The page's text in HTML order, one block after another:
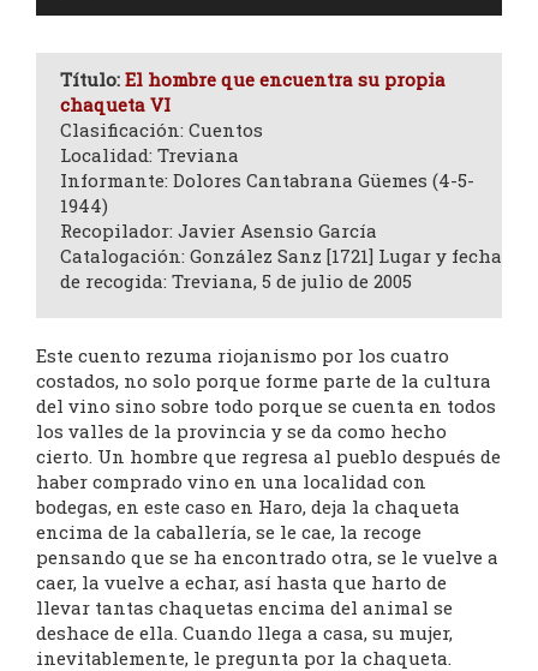
Título: El hombre que encuentra su propia
chaqueta VI
Clasificación: Cuentos
Localidad: Treviana
Informante: Dolores Cantabrana Güemes (4-5-
1944)
Recopilador: Javier Asensio García
Catalogación: González Sanz [1721] Lugar y fecha
de recogida: Treviana, 5 de julio de 2005
Este cuento rezuma riojanismo por los cuatro
costados, no solo porque forme parte de la cultura
del vino sino sobre todo porque se cuenta en todos
los valles de la provincia y se da como hecho
cierto. Un hombre que regresa al pueblo después de
haber comprado vino en una localidad con
bodegas, en este caso en Haro, deja la chaqueta
encima de la caballería, se le cae, la recoge
pensando que se ha encontrado otra, se le vuelve a
caer, la vuelve a echar, así hasta que harto de
llevar tantas chaquetas encima del animal se
deshace de ella. Cuando llega a casa, su mujer,
inevitablemente, le pregunta por la chaqueta.